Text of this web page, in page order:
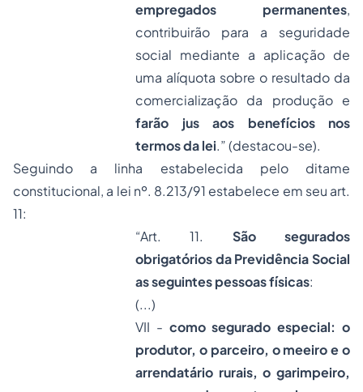
empregados permanentes,
contribuirão para a seguridade
social mediante a aplicação de
uma alíquota sobre o resultado da
comercialização da produção e
farão jus aos benefícios nos
termos da lei.” (destacou-se).
Seguindo a linha estabelecida pelo ditame
constitucional, a lei nº. 8.213/91 estabelece em seu art.
11:
“Art. 11.
São segurados
obrigatórios da Previdência Social
as seguintes pessoas físicas:
(...)
VII - como segurado especial: o
produtor, o parceiro, o meeiro e o
arrendatário rurais, o garimpeiro,